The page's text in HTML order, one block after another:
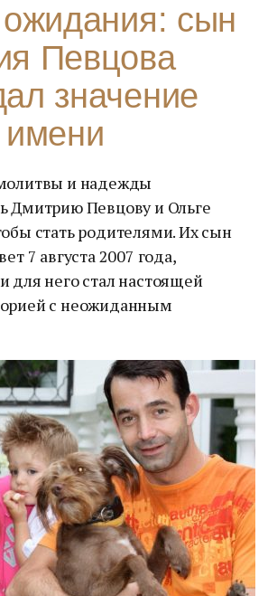
ожидания: сын
Певцова
значение
имени
и надежды
Дмитрию Певцову и Ольге
стать родителями. Их сын
7 августа 2007 года,
для него стал настоящей
с неожиданным